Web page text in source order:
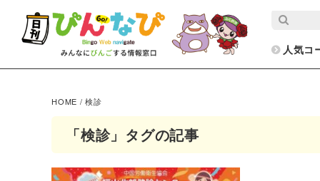
人気コ
HOME /検診
「検診」タグの記事